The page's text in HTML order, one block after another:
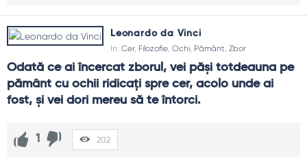
Leonardo da Vinci
In: Cer, Filozofie, Ochi, Pământ, Zbor
Odată ce ai încercat zborul, vei păși totdeauna pe
pământ cu ochii ridicați spre cer, acolo unde ai
fost, și vei dori mereu să te întorci.
1 202